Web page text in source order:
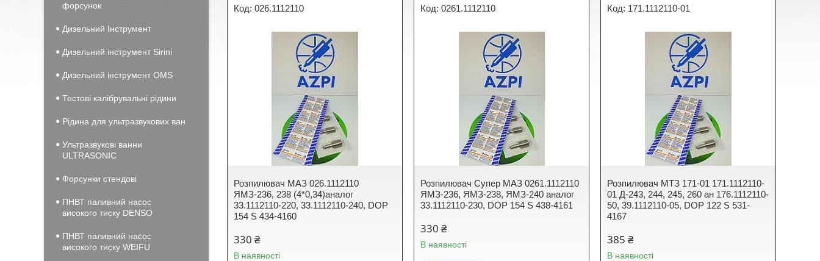
026.1112110
Розпилювач МАЗ 026.1112110
ЯМЗ-236, 238 (4*0,34)аналог
33.1112110-220, 33.1112110-240, DOP
154 S 434-4160
330 ₴
В наявності
0261.1112110
Розпилювач Супер МАЗ 0261.1112110
ЯМЗ-236, ЯМЗ-238, ЯМЗ-240 аналог
33.1112110-230, DOP 154 S 438-4161
330 ₴
В наявності
171.1112110-01
Розпилювач МТЗ 171-01 171.1112110-
01 Д-243, 244, 245, 260 ан 176.1112110-
50, 39.1112110-05, DOP 122 S 531-
4167
385 ₴
В наявності
форсунок
Дизельний Інструмент
Дизельний інструмент Sirini
Дизельний інструмент OMS
Тестові калібрувальні рідини
Рідина для ультразвукових ван
Ультразвукові ванни
ULTRASONIC
Форсунки стендові
ПНВТ паливний насос
високого тиску DENSO
ПНВТ паливний насос
високого тиску WEIFU